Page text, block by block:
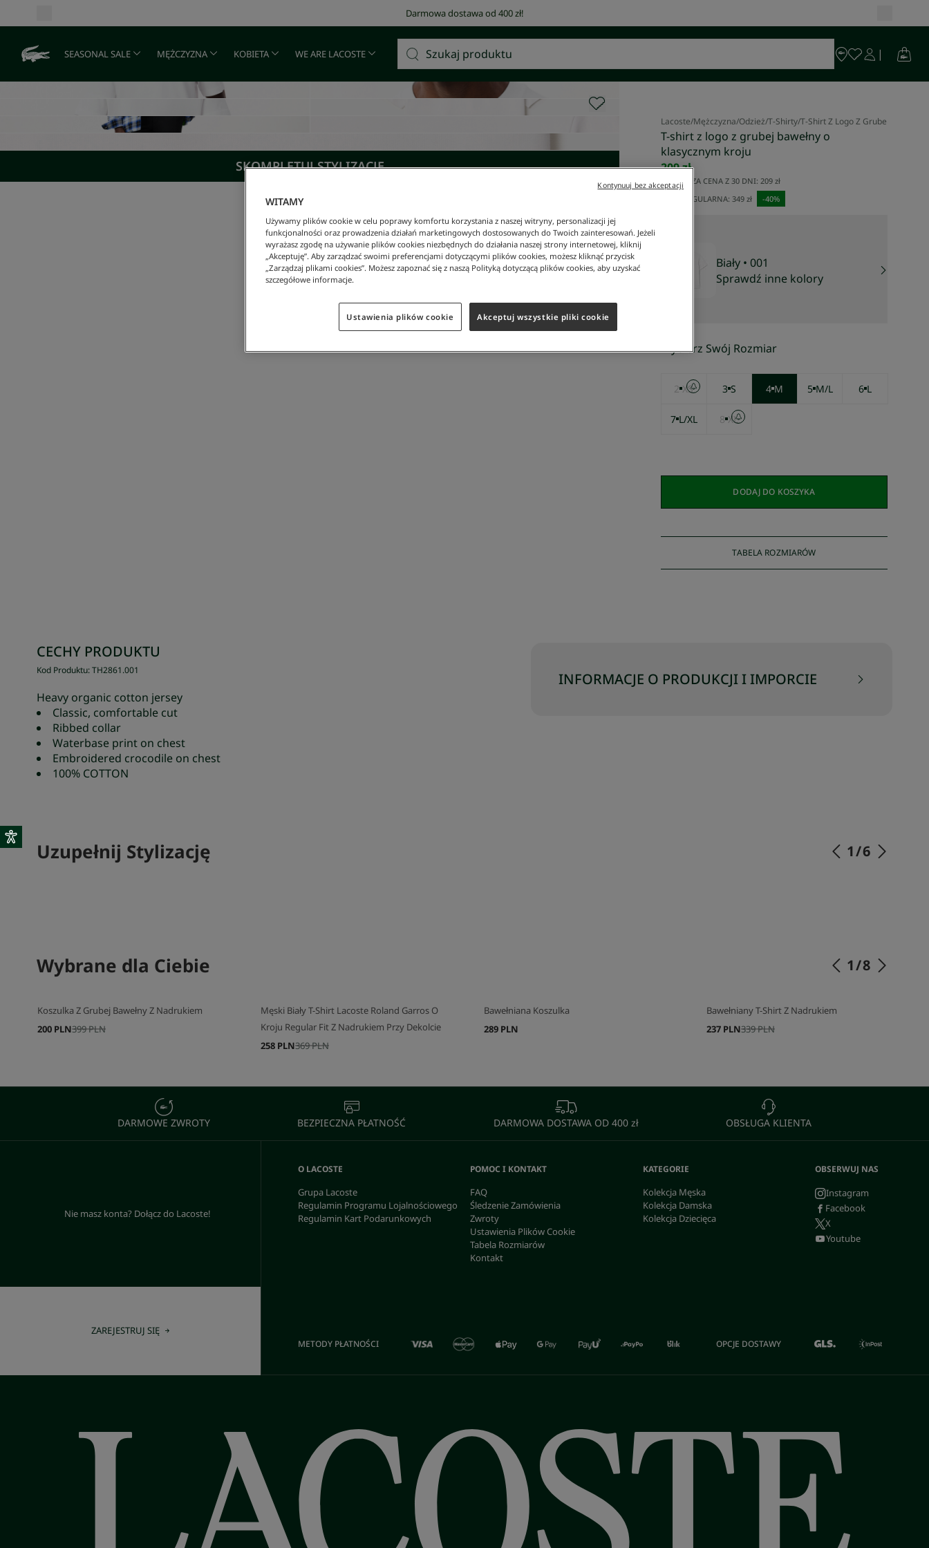
Darmowa dostawa od 400 zł!
SEASONAL SALE MĘŻCZYZNA KOBIETA WE ARE LACOSTE
SKOMPLETUJ STYLIZACJĘ
Lacoste/Mężczyzna/Odzież/T-Shirty/T-Shirt Z Logo Z Grubej Bawełny
T-shirt z logo z grubej bawełny o
klasycznym kroju
209 zł
NAJNIŻSZA CENA Z 30 DNI: 209 zł
CENA REGULARNA: 349 zł -40%
Biały • 001
Sprawdź inne kolory
Wybierz Swój Rozmiar
2 XS 3 S 4 M 5 M/L 6 L
7 L/XL 8 XL
DODAJ DO KOSZYKA
TABELA ROZMIARÓW
CECHY PRODUKTU
Kod Produktu:TH2861.001
Heavy organic cotton jersey
Classic, comfortable cut
Ribbed collar
Waterbase print on chest
Embroidered crocodile on chest
100% COTTON
INFORMACJE O PRODUKCJI I IMPORCIE
Uzupełnij Stylizację 1/6
SKOMPLETUJ SWÓJ ZESTAW
Wybrane dla Ciebie 1/8
Koszulka Z Grubej Bawełny Z Nadrukiem
399 PLN
200 PLN
Męski Biały T-Shirt Lacoste Roland Garros O
Kroju Regular Fit Z Nadrukiem Przy Dekolcie
369 PLN
258 PLN
Bawełniana Koszulka
289 PLN
Bawełniany T-Shirt Z Nadrukiem
339 PLN
237 PLN
DARMOWE ZWROTY BEZPIECZNA PŁATNOŚĆ DARMOWA DOSTAWA OD 400 zł OBSŁUGA KLIENTA
Nie masz konta? Dołącz do Lacoste!
ZAREJESTRUJ SIĘ
O LACOSTE
Grupa Lacoste
Regulamin Programu Lojalnościowego
Regulamin Kart Podarunkowych
POMOC I KONTAKT
FAQ
Śledzenie Zamówienia
Zwroty
Ustawienia Plików Cookie
Tabela Rozmiarów
Kontakt
KATEGORIE
Kolekcja Męska
Kolekcja Damska
Kolekcja Dziecięca
OBSERWUJ NAS
Instagram
Facebook
X
Youtube
METODY PŁATNOŚCI OPCJE DOSTAWY
WITAMY
Używamy plików cookie w celu poprawy komfortu korzystania z naszej witryny, personalizacji jej
funkcjonalności oraz prowadzenia działań marketingowych dostosowanych do Twoich zainteresowań. Jeżeli
wyrażasz zgodę na używanie plików cookies niezbędnych do działania naszej strony internetowej, kliknij
„Akceptuję”. Aby zarządzać swoimi preferencjami dotyczącymi plików cookies, możesz kliknąć przycisk
„Zarządzaj plikami cookies”. Możesz zapoznać się z naszą Polityką dotyczącą plików cookies, aby uzyskać
szczegółowe informacje.
Ustawienia plików cookie Akceptuj wszystkie pliki cookie
Kontynuuj bez akceptacji